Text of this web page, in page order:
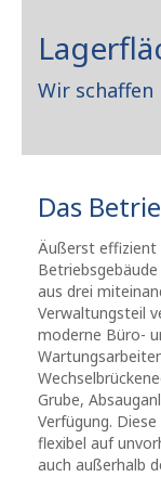
Wir
Das
Äußerst
aus drei
Verwaltungsteil
moderne Büro-
Grube,
Verfügung.
flexibel auf
auch außerhalb